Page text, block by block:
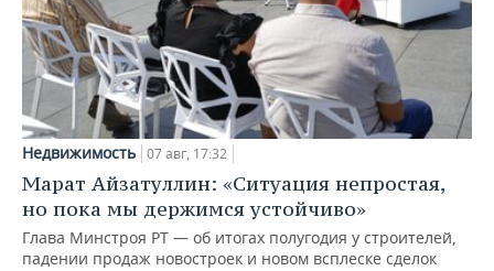
Недвижимость 07 авг, 17:32
Марат Айзатуллин: «Ситуация непростая,
но пока мы держимся устойчиво»
Глава Минстроя РТ — об итогах полугодия у строителей,
падении продаж новостроек и новом всплеске сделок